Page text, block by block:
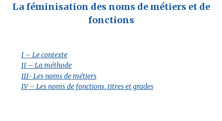
La féminisation des noms de métiers et de
fonctions
I – Le contexte
II – La méthode
III- Les noms de métiers
IV – Les noms de fonctions, titres et grades